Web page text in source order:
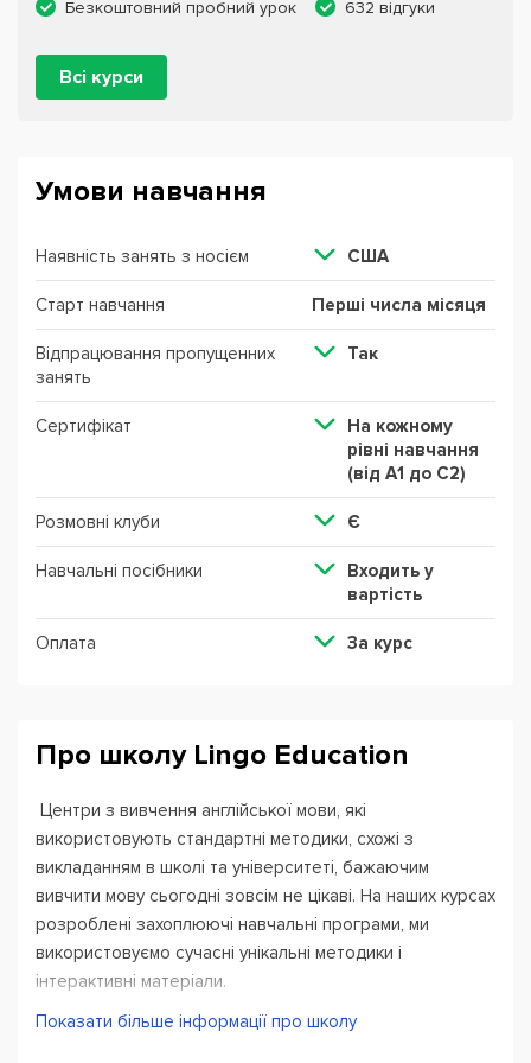
Безкоштовний пробний урок 632 відгуки
Всі курси
Умови навчання
Наявність занять з носієм США
Старт навчання Перші числа місяця
Відпрацювання пропущенних
занять
Так
Сертифікат
На кожному
рівні навчання
(від А1 до С2)
Розмовні клуби Є
Навчальні посібники
Входить у
вартість
Оплата За курс
Про школу Lingo Education
Центри з вивчення англійської мови, які
використовують стандартні методики, схожі з
викладанням в школі та університеті, бажаючим
вивчити мову сьогодні зовсім не цікаві. На наших курсах
розроблені захоплюючі навчальні програми, ми
використовуємо сучасні унікальні методики і
інтерактивні матеріали.
Основний акцент ми робимо на розмовну англійську та
практичну граматику, завдяки чому ви побачите
Показати більше інформації про школу